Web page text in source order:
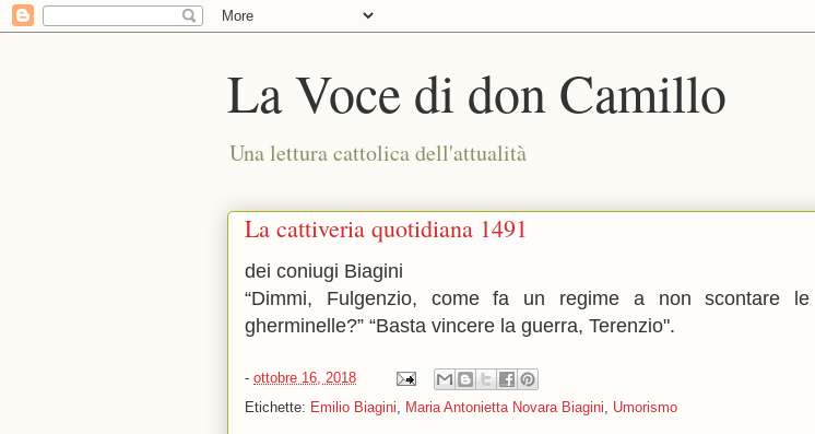
La Voce di don Camillo
Una lettura cattolica dell'attualità
La cattiveria quotidiana 1491
dei coniugi Biagini
“Dimmi, Fulgenzio, come fa un regime a non scontare le
gherminelle?” “Basta vincere la guerra, Terenzio".
- ottobre 16, 2018
Etichette: Emilio Biagini, Maria Antonietta Novara Biagini, Umorismo